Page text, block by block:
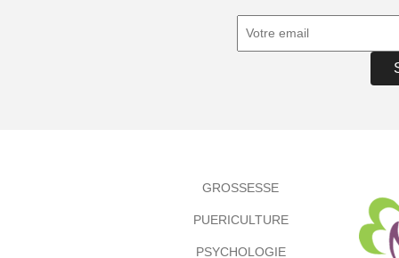
GROSSESSE
PUERICULTURE
PSYCHOLOGIE